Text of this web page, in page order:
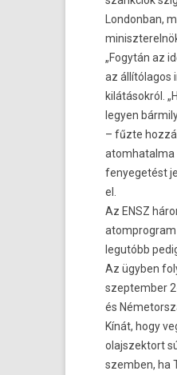
Lon­donban,
„Fogytán az
az állítólagos
kilátásokról.
legy­en
– fűzte
atom­hatal­ma
fenyegetést
el.
Az ENSZ
atomprog­ram
legutóbb
Az ügyben
szep­temb­er
és
Kínát, hogy
olajszek­tort
szemb­en, ha